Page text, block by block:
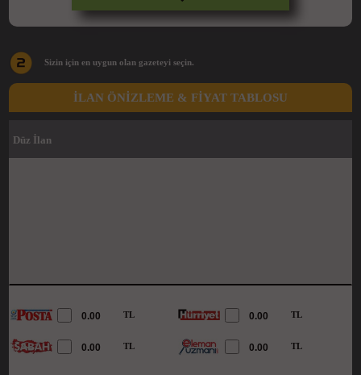
Sizin için en uygun olan gazeteyi seçin.
İLAN ÖNİZLEME & FİYAT TABLOSU
Düz İlan
TL TL
TL TL